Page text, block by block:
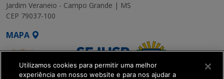
Jardim Veraneio - Campo Grande | MS
CEP 79037-100
MAPA
Utilizamos cookies para permitir uma melhor
experiência em nosso website e para nos ajudar a